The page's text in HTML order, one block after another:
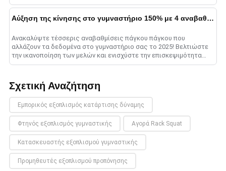
Αύξηση της κίνησης στο γυμναστήριο 150% με 4 αναβαθμίσεις πάγκου Τύπου πάγκου
Ανακαλύψτε τέσσερις αναβαθμίσεις πάγκου πάγκου που
αλλάζουν τα δεδομένα στο γυμναστήριο σας το 2025! Βελτιώστε
την ικανοποίηση των μελών και ενισχύστε την επισκεψιμότητα
του γυμναστηρίου επενδύοντας σε έξυπνους πάγκους, high-
Σχετική Αναζήτηση
Εμπορικός εξοπλισμός κατάρτισης δύναμης
Φτηνός εξοπλισμός γυμναστικής Αγορά Rack Squat
Κατασκευαστής εξοπλισμού γυμναστικής
Προμηθευτές εξοπλισμού προπόνησης